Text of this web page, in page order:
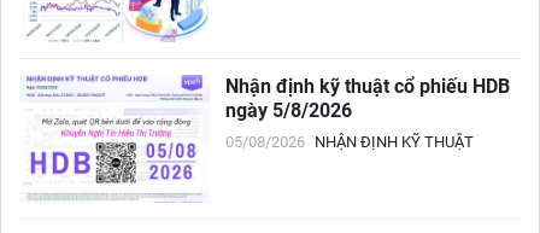
Nhận định kỹ thuật cổ phiếu HDB
ngày 5/8/2026
05/08/2026 NHẬN ĐỊNH KỸ THUẬT